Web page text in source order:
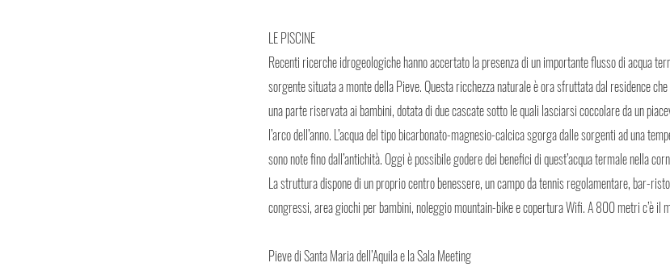
LE PISCINE
Recenti ricerche idrogeologiche hanno accertato la presenza di un importante flusso di acqua
sorgente situata a monte della Pieve. Questa ricchezza naturale è ora sfruttata dal residence
una parte riservata ai bambini, dotata di due cascate sotto le quali lasciarsi coccolare da un
l’arco dell’anno. L’acqua del tipo bicarbonato-magnesio-calcica sgorga dalle sorgenti ad una
sono note fino dall’antichità. Oggi è possibile godere dei benefici di quest’acqua termale nella
La struttura dispone di un proprio centro benessere, un campo da tennis regolamentare, bar-
congressi, area giochi per bambini, noleggio mountain-bike e copertura Wifi. A 800 metri c’è il
Pieve di Santa Maria dell’Aquila e la Sala Meeting